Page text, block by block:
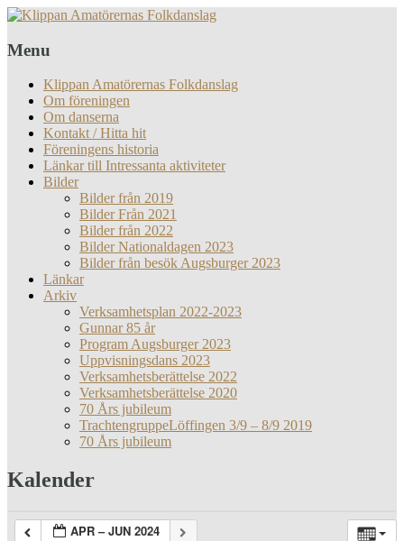
Menu
Klippan Amatörernas Folkdanslag
Om föreningen
Om danserna
Kontakt / Hitta hit
Föreningens historia
Länkar till Intressanta aktiviteter
Bilder
Bilder från 2019
Bilder Från 2021
Bilder från 2022
Bilder Nationaldagen 2023
Bilder från besök Augsburger 2023
Länkar
Arkiv
Verksamhetsplan 2022-2023
Gunnar 85 år
Program Augsburger 2023
Uppvisningsdans 2023
Verksamhetsberättelse 2022
Verksamhetsberättelse 2020
70 Års jubileum
TrachtengruppeLöffingen 3/9 – 8/9 2019
70 Års jubileum
Kalender
APR – JUN 2024